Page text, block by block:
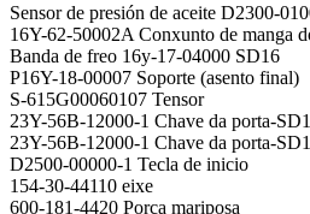
Sensor de presión de aceite D2300-
16Y-62-50002A Conxunto de manga
Banda de freo 16y-17-04000 SD16
P16Y-18-00007 Soporte (asento final)
S-615G00060107 Tensor
23Y-56B-12000-1 Chave da porta-
23Y-56B-12000-1 Chave da porta-
D2500-00000-1 Tecla de inicio
154-30-44110 eixe
600-181-4420 Porca mariposa